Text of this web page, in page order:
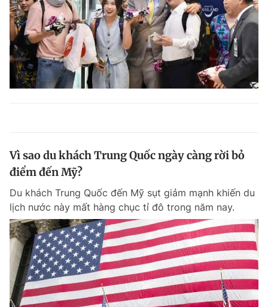
Vì sao du khách Trung Quốc ngày càng rời bỏ
điểm đến Mỹ?
Du khách Trung Quốc đến Mỹ sụt giảm mạnh khiến du
lịch nước này mất hàng chục tỉ đô trong năm nay.